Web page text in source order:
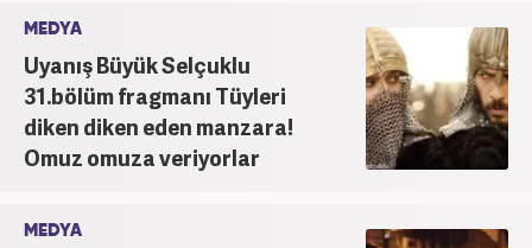
MEDYA
Uyanış Büyük Selçuklu
31.bölüm fragmanı Tüyleri
diken diken eden manzara!
Omuz omuza veriyorlar
MEDYA